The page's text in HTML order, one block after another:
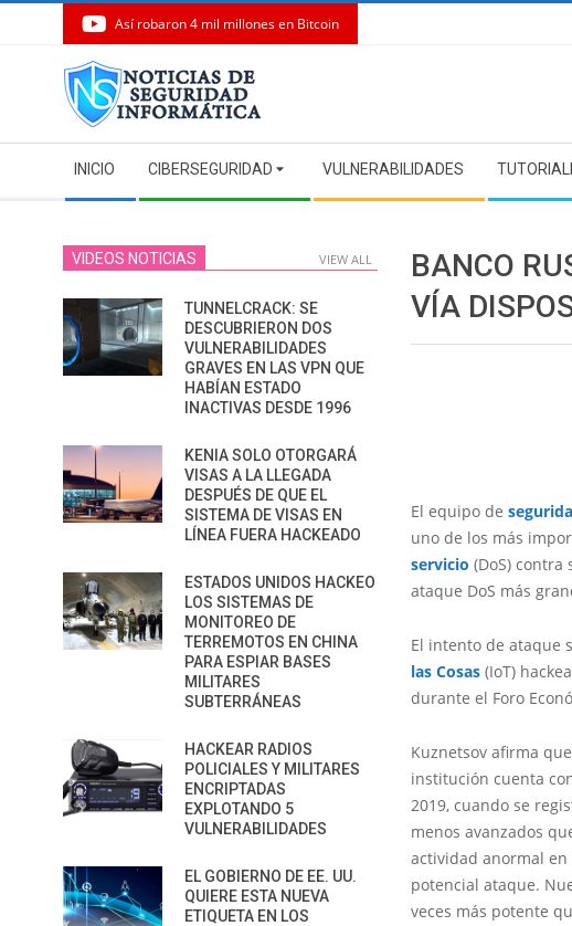
Así robaron 4 mil millones en Bitcoin
Navigation
Menu
INICIO CIBERSEGURIDAD VULNERABILIDADES
BANCO
VÍA
El equipo de
uno de los más
servicio (DoS)
ataque DoS más
El intento de ataque
las Cosas (IoT)
durante el Foro
Kuznetsov afirma
institución cuenta
2019, cuando se
menos avanzados
actividad anormal
potencial ataque.
veces más potente
VIDEOS NOTICIAS VIEW ALL
TUNNELCRACK: SE
DESCUBRIERON DOS
VULNERABILIDADES
GRAVES EN LAS VPN QUE
HABÍAN ESTADO
INACTIVAS DESDE 1996
KENIA SOLO OTORGARÁ
VISAS A LA LLEGADA
DESPUÉS DE QUE EL
SISTEMA DE VISAS EN
LÍNEA FUERA HACKEADO
ESTADOS UNIDOS HACKEO
LOS SISTEMAS DE
MONITOREO DE
TERREMOTOS EN CHINA
PARA ESPIAR BASES
MILITARES
SUBTERRÁNEAS
HACKEAR RADIOS
POLICIALES Y MILITARES
ENCRIPTADAS
EXPLOTANDO 5
VULNERABILIDADES
EL GOBIERNO DE EE. UU.
QUIERE ESTA NUEVA
ETIQUETA EN LOS